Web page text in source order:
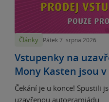
Články Pátek 7. srpna 2026
Vstupenky na
Mony Kasten jsou
Čekání je u konce! Spustili
uzavřenou autogramiádu...